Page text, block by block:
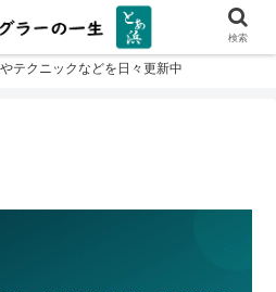
テクニックなどを日々更新中
検索